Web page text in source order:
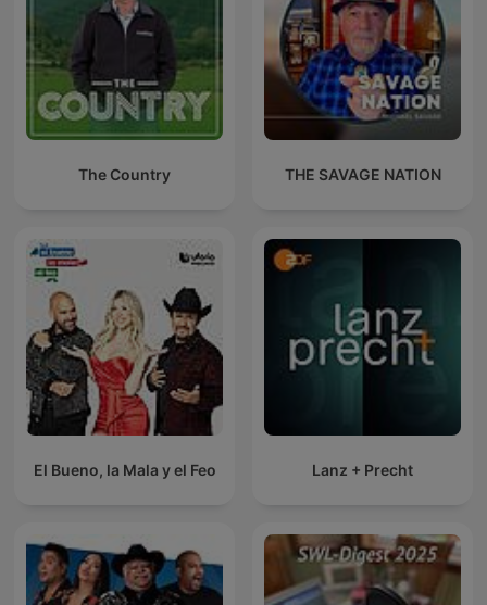
The Country THE SAVAGE NATION
El Bueno, la Mala y el Feo Lanz + Precht